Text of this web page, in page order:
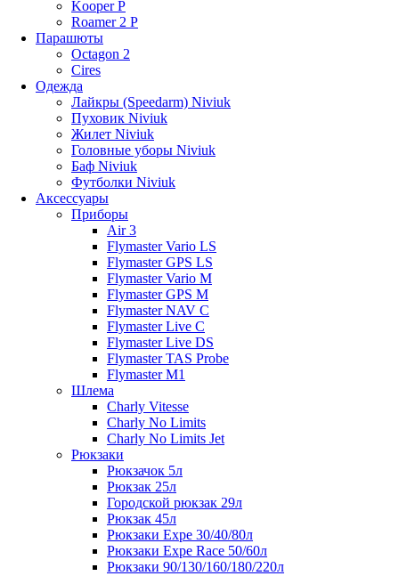
Kooper P
Roamer 2 P
Парашюты
Octagon 2
Cires
Одежда
Лайкры (Speedarm) Niviuk
Пуховик Niviuk
Жилет Niviuk
Головные уборы Niviuk
Баф Niviuk
Футболки Niviuk
Аксессуары
Приборы
Air 3
Flymaster Vario LS
Flymaster GPS LS
Flymaster Vario M
Flymaster GPS M
Flymaster NAV C
Flymaster Live C
Flymaster Live DS
Flymaster TAS Probe
Flymaster M1
Шлема
Charly Vitesse
Charly No Limits
Charly No Limits Jet
Рюкзаки
Рюкзачок 5л
Рюкзак 25л
Городской рюкзак 29л
Рюкзак 45л
Рюкзаки Expe 30/40/80л
Рюкзаки Expe Race 50/60л
Рюкзаки 90/130/160/180/220л